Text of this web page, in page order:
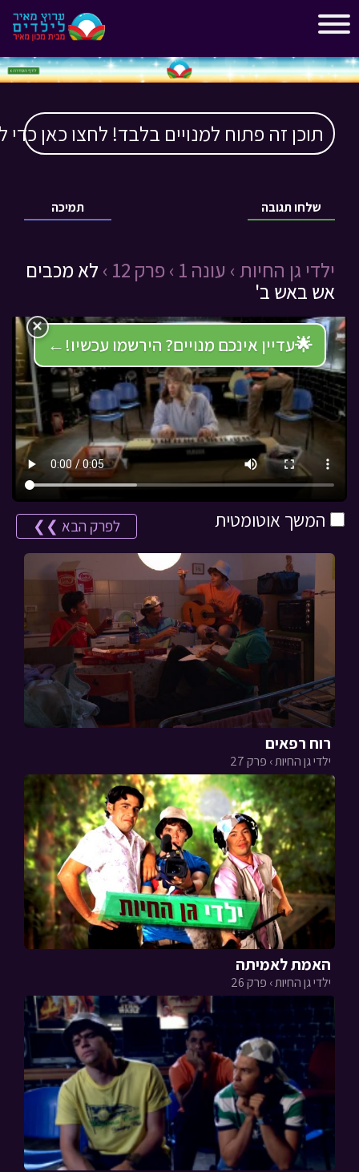
תוכן זה פתוח למנויים בלבד! לחצו כאן כדי
תמיכה שלחו תגובה
ילדי גן החיות › עונה 1 › פרק 12 ›
לא מכבים
אש באש ב'
🌟עדיין אינכם מנויים? הירשמו עכשיו! ←
×
המשך אוטומטית לפרק הבא ❯❯
רוח רפאים
ילדי גן החיות › פרק 27
האמת לאמיתה
ילדי גן החיות › פרק 26